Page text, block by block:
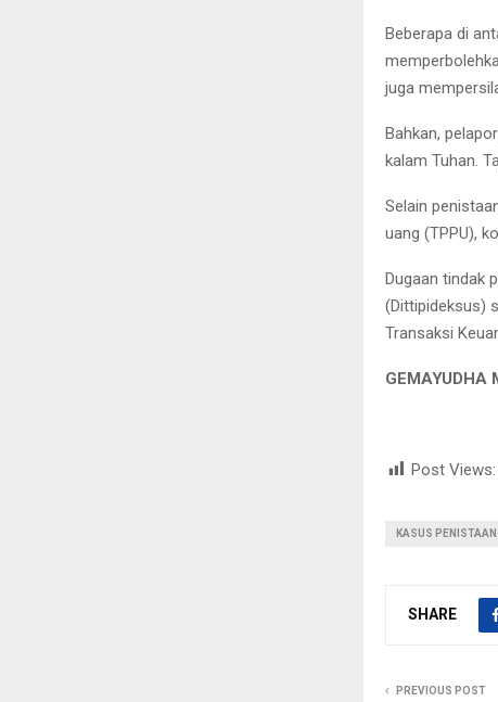
Beberapa di
juga
Bahkan,
kalam Tuhan.
Selain
uang (TPPU),
Dugaan tindak
(Dittipideksus)
Transaksi
Post Views:
KASUS
SHARE
PREVIOUS POST